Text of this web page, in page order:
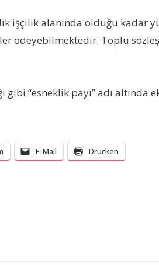
işçilik alanında olduğu
ödeyebilmektedir. Toplu
“esneklik payı” adı
E-Mail Drucken